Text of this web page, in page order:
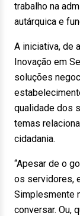
trabalho na
autárquica e
A iniciativa, de
Inovação em
soluções
qualidade dos
temas
cidadania.
“Apesar de o
os servidores,
Simplesmente
conversar. Ou,